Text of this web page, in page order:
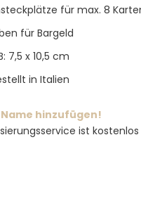
für max. 8
für Bargeld
7,5 x 10,5 cm
in Italien
hinzufügen!
ist